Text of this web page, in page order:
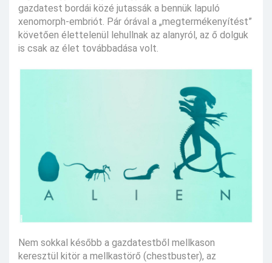
gazdatest bordái közé jutassák a bennük lapuló
xenomorph-embriót. Pár órával a „megtermékenyítést”
követően élettelenül lehullnak az alanyról, az ő dolguk
is csak az élet továbbadása volt.
Nem sokkal később a gazdatestből mellkason
keresztül kitör a mellkastörő (chestbuster), az